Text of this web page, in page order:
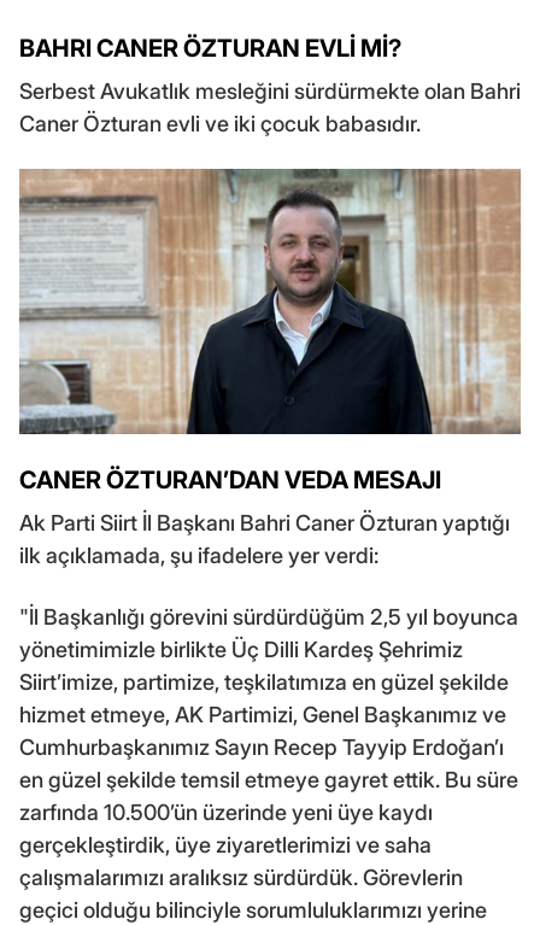
BAHRI CANER ÖZTURAN EVLİ Mİ?
Serbest Avukatlık mesleğini sürdürmekte olan Bahri
Caner Özturan evli ve iki çocuk babasıdır.
CANER ÖZTURAN’DAN VEDA MESAJI
Ak Parti Siirt İl Başkanı Bahri Caner Özturan yaptığı
ilk açıklamada, şu ifadelere yer verdi:
"İl Başkanlığı görevini sürdürdüğüm 2,5 yıl boyunca
yönetimimizle birlikte Üç Dilli Kardeş Şehrimiz
Siirt’imize, partimize, teşkilatımıza en güzel şekilde
hizmet etmeye, AK Partimizi, Genel Başkanımız ve
Cumhurbaşkanımız Sayın Recep Tayyip Erdoğan’ı
en güzel şekilde temsil etmeye gayret ettik. Bu süre
zarfında 10.500’ün üzerinde yeni üye kaydı
gerçekleştirdik, üye ziyaretlerimizi ve saha
çalışmalarımızı aralıksız sürdürdük. Görevlerin
geçici olduğu bilinciyle sorumluluklarımızı yerine